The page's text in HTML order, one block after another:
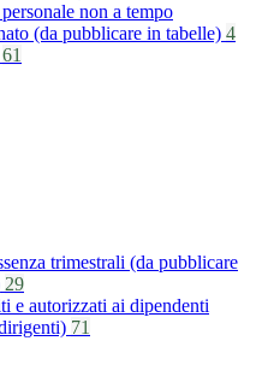
non a tempo
(da pubblicare in tabelle) 4
61
trimestrali (da pubblicare
29
e autorizzati ai dipendenti
71